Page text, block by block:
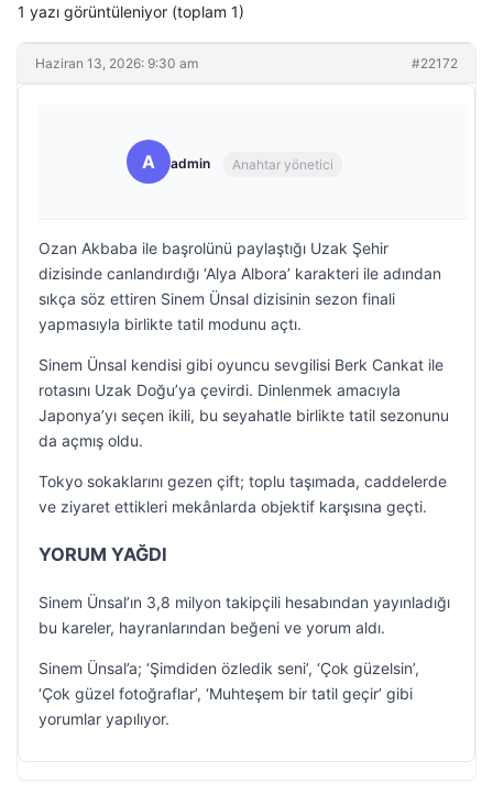
1 yazı görüntüleniyor (toplam 1)
Haziran 13, 2026: 9:30 am #22172
A admin Anahtar yönetici
Ozan Akbaba ile başrolünü paylaştığı Uzak Şehir
dizisinde canlandırdığı ‘Alya Albora’ karakteri ile adından
sıkça söz ettiren Sinem Ünsal dizisinin sezon finali
yapmasıyla birlikte tatil modunu açtı.
Sinem Ünsal kendisi gibi oyuncu sevgilisi Berk Cankat ile
rotasını Uzak Doğu’ya çevirdi. Dinlenmek amacıyla
Japonya’yı seçen ikili, bu seyahatle birlikte tatil sezonunu
da açmış oldu.
Tokyo sokaklarını gezen çift; toplu taşımada, caddelerde
ve ziyaret ettikleri mekânlarda objektif karşısına geçti.
YORUM YAĞDI
Sinem Ünsal’ın 3,8 milyon takipçili hesabından yayınladığı
bu kareler, hayranlarından beğeni ve yorum aldı.
Sinem Ünsal’a; ‘Şimdiden özledik seni’, ‘Çok güzelsin’,
‘Çok güzel fotoğraflar’, ‘Muhteşem bir tatil geçir’ gibi
yorumlar yapılıyor.